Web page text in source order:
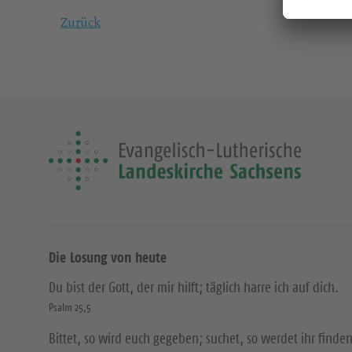
Zurück
Die Losung von heute
Du bist der Gott, der mir hilft; täglich harre ich auf dich.
Psalm 25,5
Bittet, so wird euch gegeben; suchet, so werdet ihr